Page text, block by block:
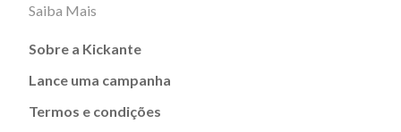
Saiba Mais
Sobre a Kickante
Lance uma campanha
Termos e condições